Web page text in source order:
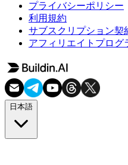
プライバシーポリシー
利用規約
サブスクリプション契
アフィリエイトプログ
日本語